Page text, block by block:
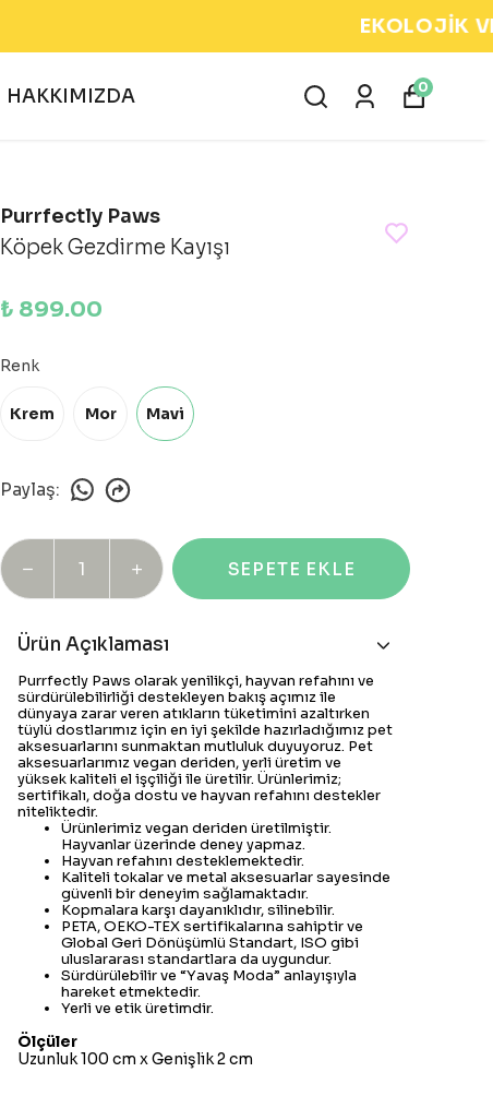
HAKKIMIZDA 0
Purrfectly Paws
Köpek Gezdirme Kayışı
₺ 899.00
Renk
Krem Mor Mavi
Paylaş:
SEPETE EKLE
Ürün Açıklaması
Purrfectly Paws olarak yenilikçi, hayvan refahını ve
sürdürülebilirliği destekleyen bakış açımız ile
dünyaya zarar veren atıkların tüketimini azaltırken
tüylü dostlarımız için en iyi şekilde hazırladığımız pet
aksesuarlarını sunmaktan mutluluk duyuyoruz. Pet
aksesuarlarımız vegan deriden, yerli üretim ve
yüksek kaliteli el işçiliği ile üretilir. Ürünlerimiz;
sertifikalı, doğa dostu ve hayvan refahını destekler
niteliktedir.
Ürünlerimiz vegan deriden üretilmiştir.
Hayvanlar üzerinde deney yapmaz.
Hayvan refahını desteklemektedir.
Kaliteli tokalar ve metal aksesuarlar sayesinde
güvenli bir deneyim sağlamaktadır.
Kopmalara karşı dayanıklıdır, silinebilir.
PETA, OEKO-TEX sertifikalarına sahiptir ve
Global Geri Dönüşümlü Standart, ISO gibi
uluslararası standartlara da uygundur.
Sürdürülebilir ve “Yavaş Moda” anlayışıyla
hareket etmektedir.
Yerli ve etik üretimdir.
Ölçüler
Uzunluk 100 cm x Genişlik 2 cm